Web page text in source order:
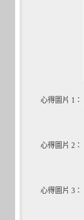
心得圖片 1：
心得圖片 2：
心得圖片 3：